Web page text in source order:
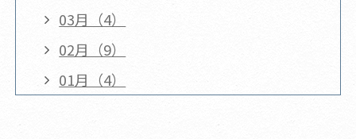
03月（4）
02月（9）
01月（4）